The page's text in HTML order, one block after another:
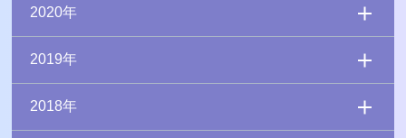
2020年
2019年
2018年